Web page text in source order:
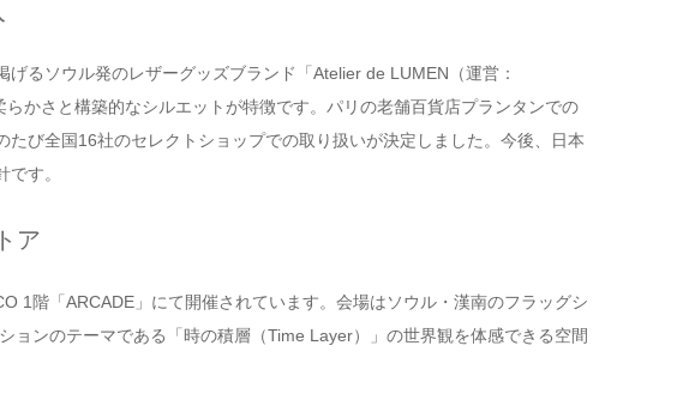
るソウル発のレザーグッズブランド「Atelier de LUMEN（運営：
かさと構築的なシルエットが特徴です。パリの老舗百貨店プランタンでの
び全国16社のセレクトショップでの取り扱いが決定しました。今後、日本
す。
ア
1階「ARCADE」にて開催されています。会場はソウル・漢南のフラッグシ
ョンのテーマである「時の積層（Time Layer）」の世界観を体感できる空間